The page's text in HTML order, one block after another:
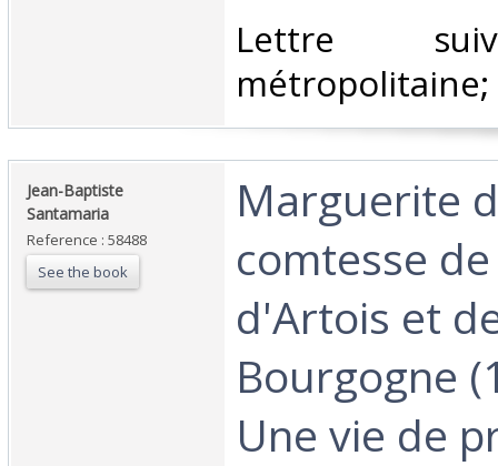
‎Lettre
métropolitaine;
‎Jean-Baptiste
Santamaria‎
Reference : 58488
See the book
‎Marguerite
comtesse
d'Artois et
Bourgogne
Une vie de